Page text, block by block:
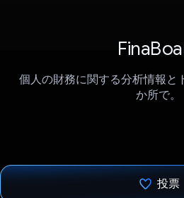
個人の財務に関する分析情報と
か所で。
投票